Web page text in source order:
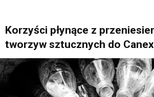
Korzyści płynące z
tworzyw sztucznych do